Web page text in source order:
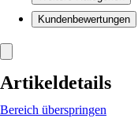
Kundenbewertungen
Artikeldetails
Bereich überspringen